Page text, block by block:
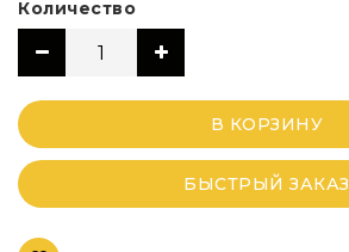
Количество
В КОРЗИНУ
БЫСТРЫЙ ЗАКАЗ